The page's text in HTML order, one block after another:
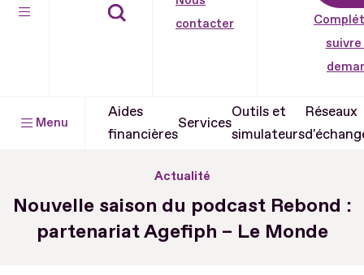
contacter
suivre
Menu
Aides
financières
Services
Outils et
simulateurs
Réseaux
Actualité
Nouvelle saison du podcast Rebond :
partenariat Agefiph – Le Monde